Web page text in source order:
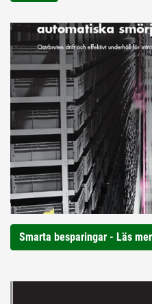
Smarta besparingar - Läs mer